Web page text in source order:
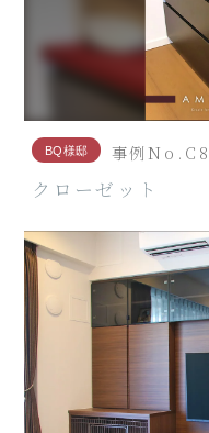
BQ様邸 事例
クローゼット